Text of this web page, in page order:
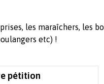
les maraîchers, les
etc) !
pétition